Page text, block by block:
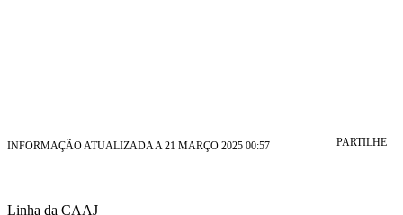
INFORMAÇÃO ATUALIZADA A 21 MARÇO 2025 00:57 PARTILHE
Linha da CAAJ